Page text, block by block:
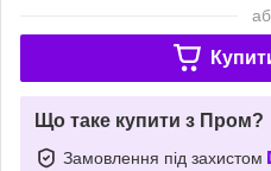
Що таке купити з Пром?
Замовлення під захистом